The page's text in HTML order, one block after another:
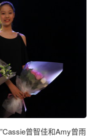
曾智佳和Amy曾雨